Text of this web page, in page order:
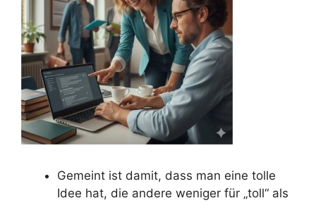
Gemeint ist damit, dass man eine tolle
Idee hat, die andere weniger für „toll“ als